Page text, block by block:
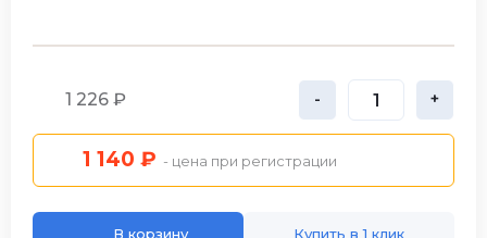
1 226 ₽ - +
1 140 ₽ - цена при регистрации
В корзину Купить в 1 клик